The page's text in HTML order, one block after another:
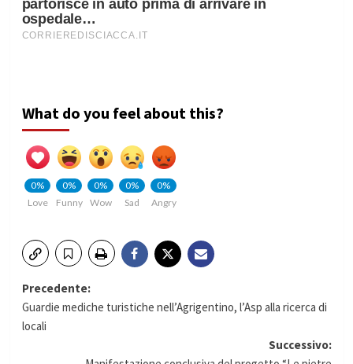
What do you feel about this?
0%
Love
0%
Funny
0%
Wow
0%
Sad
0%
Angry
Navigazione
articolo
Precedente:
Guardie mediche turistiche nell’Agrigentino, l’Asp alla ricerca di
locali
Successivo: